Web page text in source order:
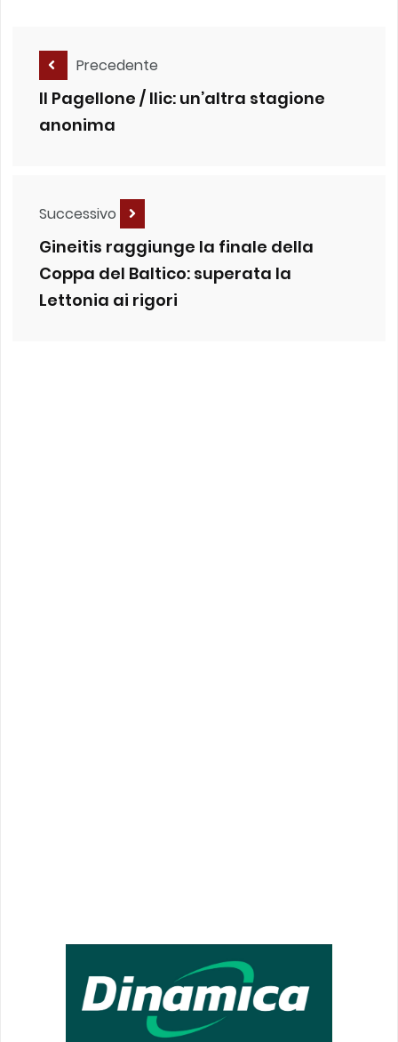
Precedente
Il Pagellone / Ilic: un’altra stagione
anonima
Successivo
Gineitis raggiunge la finale della
Coppa del Baltico: superata la
Lettonia ai rigori